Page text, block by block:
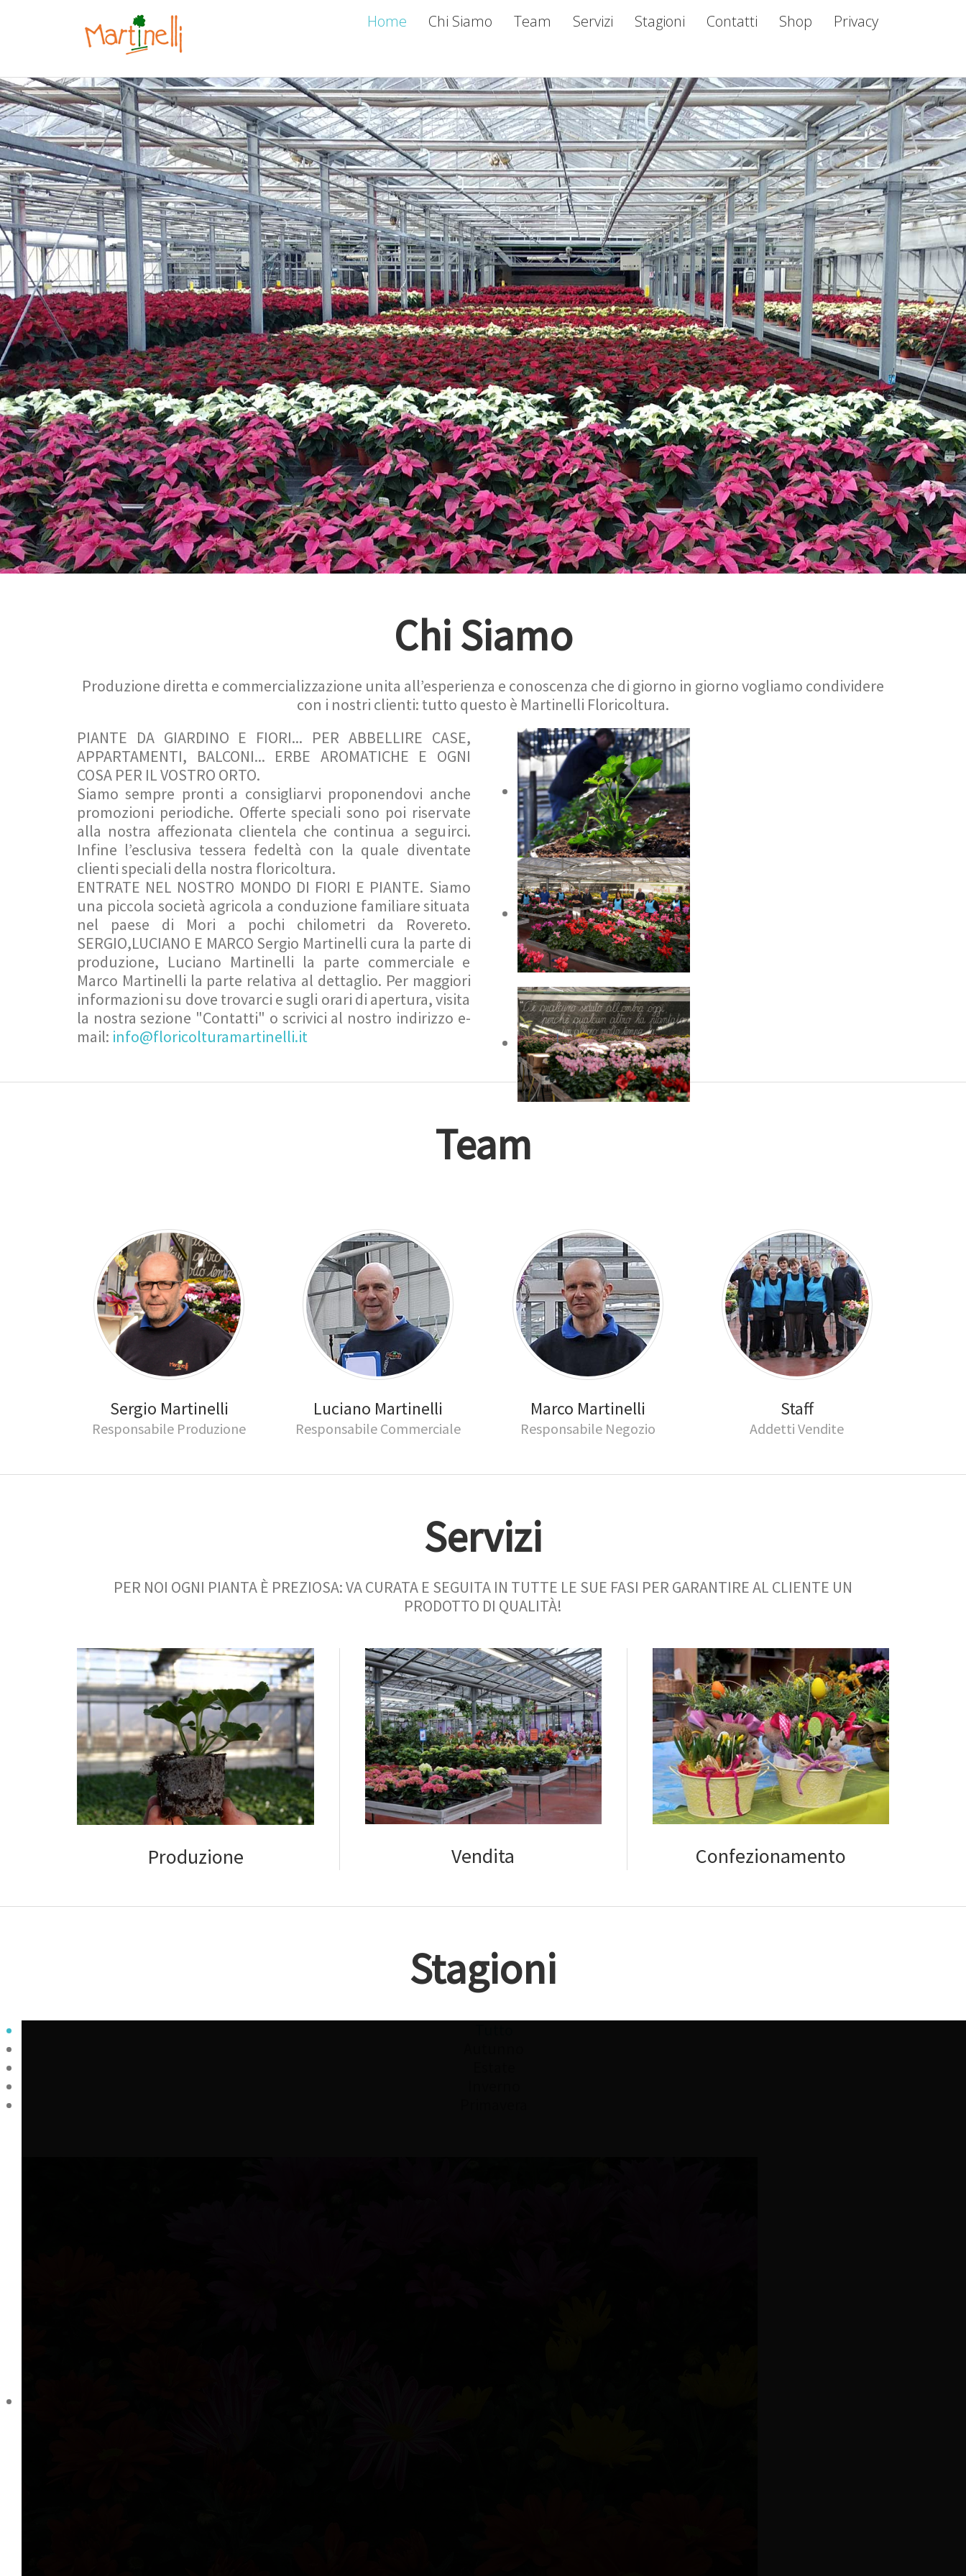
Home Chi Siamo Team Servizi Stagioni Contatti Shop Privacy
Chi Siamo
Produzione diretta e commercializzazione unita all’esperienza e conoscenza che di giorno in giorno vogliamo condividere
con i nostri clienti: tutto questo è Martinelli Floricoltura.
PIANTE DA GIARDINO E FIORI... PER ABBELLIRE CASE,
APPARTAMENTI, BALCONI... ERBE AROMATICHE E OGNI
COSA PER IL VOSTRO ORTO.
Siamo sempre pronti a consigliarvi proponendovi anche
promozioni periodiche. Offerte speciali sono poi riservate
alla nostra affezionata clientela che continua a seguirci.
Infine l’esclusiva tessera fedeltà con la quale diventate
clienti speciali della nostra floricoltura.
ENTRATE NEL NOSTRO MONDO DI FIORI E PIANTE. Siamo
una piccola società agricola a conduzione familiare situata
nel paese di Mori a pochi chilometri da Rovereto.
SERGIO,LUCIANO E MARCO Sergio Martinelli cura la parte di
produzione, Luciano Martinelli la parte commerciale e
Marco Martinelli la parte relativa al dettaglio. Per maggiori
informazioni su dove trovarci e sugli orari di apertura, visita
la nostra sezione "Contatti" o scrivici al nostro indirizzo e-
mail: info@floricolturamartinelli.it
Team
Sergio Martinelli
Responsabile Produzione
Luciano Martinelli
Responsabile Commerciale
Marco Martinelli
Responsabile Negozio
Staff
Addetti Vendite
Servizi
PER NOI OGNI PIANTA È PREZIOSA: VA CURATA E SEGUITA IN TUTTE LE SUE FASI PER GARANTIRE AL CLIENTE UN
PRODOTTO DI QUALITÀ!
Produzione Vendita Confezionamento
Stagioni